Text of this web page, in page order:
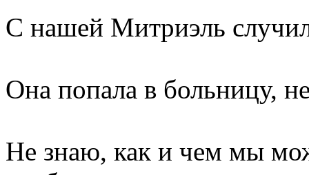
С нашей Митриэль
Она попала в больницу,
Не знаю, как и чем мы